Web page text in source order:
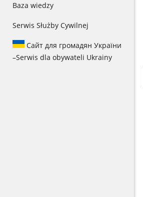
Baza wiedzy
Serwis Służby Cywilnej
Сайт для громадян України
–Serwis dla obywateli Ukrainy